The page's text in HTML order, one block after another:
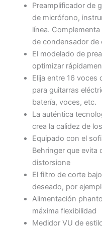
Preamplificador de
de micrófono,
línea.
de condensador de
El modelado de
optimizar
Elija entre 16 voces
para guitarras
batería, voces, etc.
La auténtica
crea la calidez de
Equipado con el
Behringer que evita
distorsione
El filtro de corte
deseado, por
Alimentación
máxima flexibilidad
Medidor VU de